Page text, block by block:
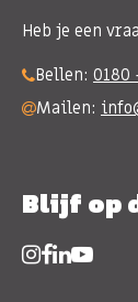
Heb je een
Bellen: 0180
Mailen:
Blijf op